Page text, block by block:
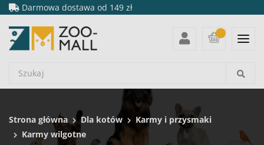
Darmowa dostawa od 149 zł
Strona główna Dla kotów
Karmy i przysmaki
Karmy wilgotne